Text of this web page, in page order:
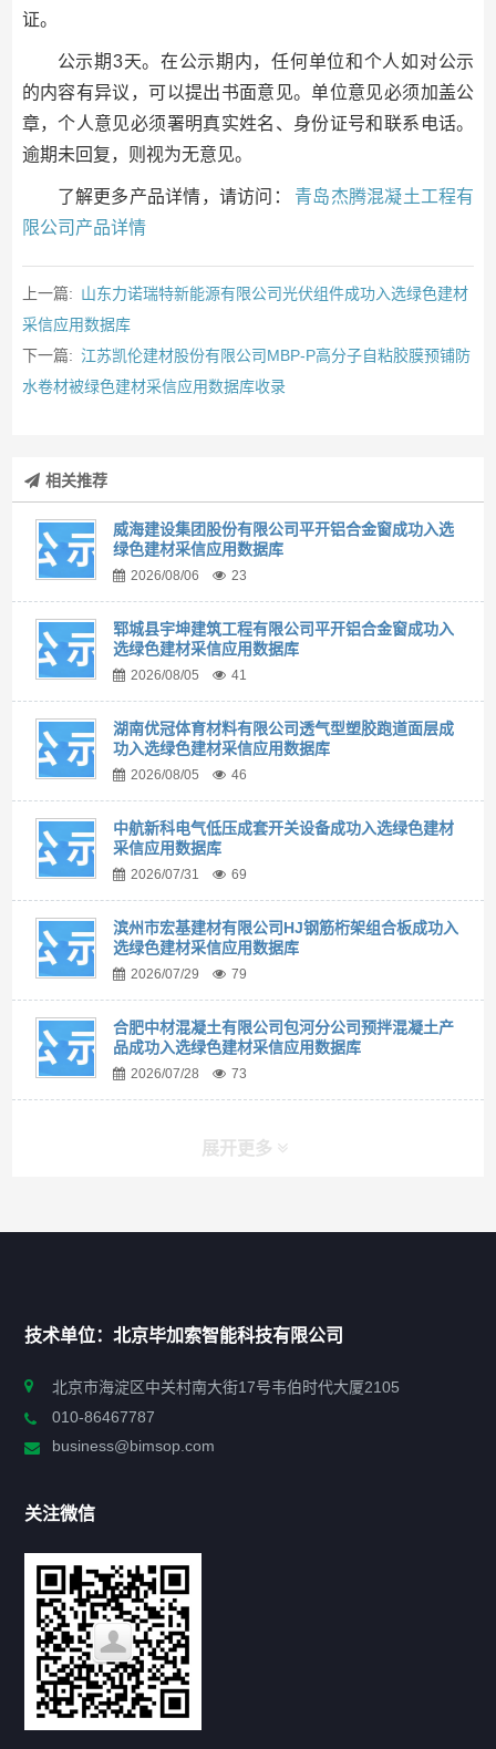
证。
公示期3天。在公示期内，任何单位和个人如对公示
的内容有异议，可以提出书面意见。单位意见必须加盖公
章，个人意见必须署明真实姓名、身份证号和联系电话。
逾期未回复，则视为无意见。
了解更多产品详情，请访问：
青岛杰腾混凝土工程有
限公司产品详情
上一篇: 山东力诺瑞特新能源有限公司光伏组件成功入选绿色建材
采信应用数据库
下一篇: 江苏凯伦建材股份有限公司MBP-P高分子自粘胶膜预铺防
水卷材被绿色建材采信应用数据库收录
相关推荐
威海建设集团股份有限公司平开铝合金窗成功入选
绿色建材采信应用数据库
2026/08/06 23
郓城县宇坤建筑工程有限公司平开铝合金窗成功入
选绿色建材采信应用数据库
2026/08/05 41
湖南优冠体育材料有限公司透气型塑胶跑道面层成
功入选绿色建材采信应用数据库
2026/08/05 46
中航新科电气低压成套开关设备成功入选绿色建材
采信应用数据库
2026/07/31 69
滨州市宏基建材有限公司HJ钢筋桁架组合板成功入
选绿色建材采信应用数据库
2026/07/29 79
合肥中材混凝土有限公司包河分公司预拌混凝土产
品成功入选绿色建材采信应用数据库
2026/07/28 73
展开更多
政策法规
新闻资讯
工作动态
会议活动
技术单位：北京毕加索智能科技有限公司
北京市海淀区中关村南大街17号韦伯时代大厦2105
010-86467787
business@bimsop.com
关注微信